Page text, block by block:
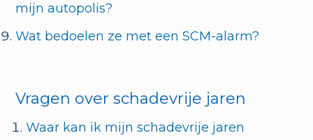
mijn autopolis?
Wat bedoelen ze met een SCM-alarm?
Vragen over schadevrije jaren
Waar kan ik mijn schadevrije jaren